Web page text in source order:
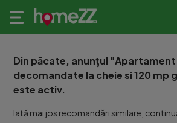
Din păcate, anunțul "Apartament
decomandate la cheie si 120 mp
este activ.
Iată mai jos recomandări similare,